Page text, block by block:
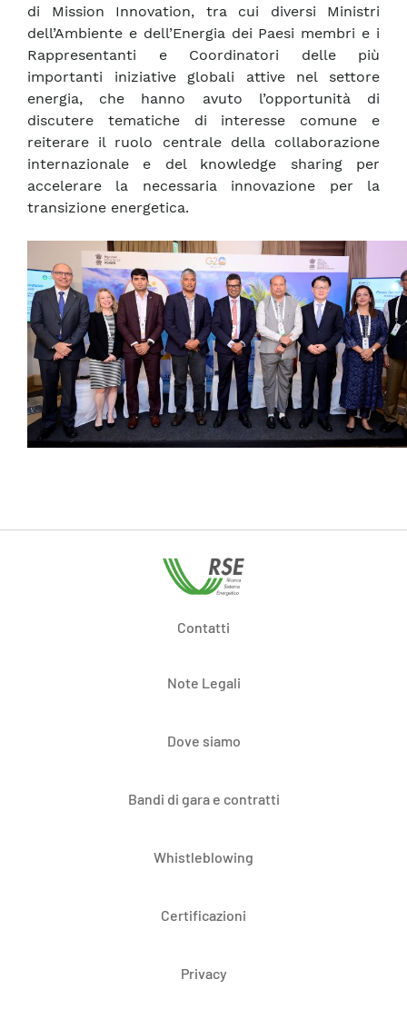
di Mission Innovation, tra cui diversi Ministri
dell’Ambiente e dell’Energia dei Paesi membri e i
Rappresentanti e Coordinatori delle più
importanti iniziative globali attive nel settore
energia, che hanno avuto l’opportunità di
discutere tematiche di interesse comune e
reiterare il ruolo centrale della collaborazione
internazionale e del knowledge sharing per
accelerare la necessaria innovazione per la
transizione energetica.
Contatti
Note Legali
Dove siamo
Bandi di gara e contratti
Whistleblowing
Certificazioni
Privacy